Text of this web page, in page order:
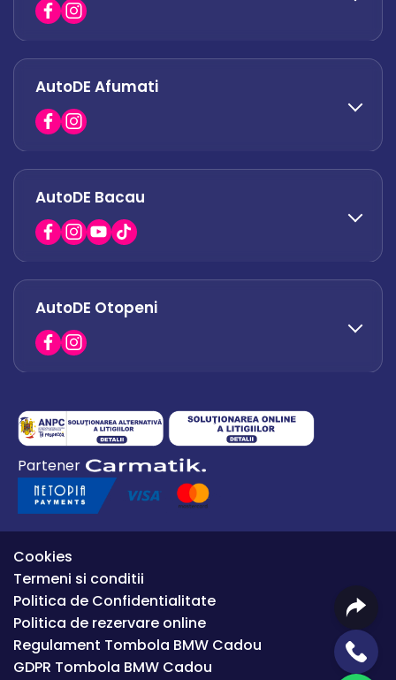
office.odaii@autode.ro
0758 338 428
office.militari@autode.ro
AutoDE Afumati
0751 628 054
office.afumati@autode.ro
AutoDE Bacau
0730 063 852
0730 063 851
AutoDE Otopeni
0754 649 360
office.premium@autode.ro
Partener
Cookies
Termeni si conditii
Politica de Confidentialitate
Politica de rezervare online
Regulament Tombola BMW Cadou
GDPR Tombola BMW Cadou